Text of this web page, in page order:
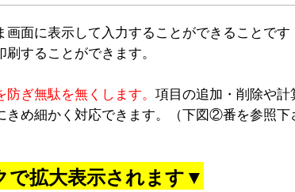
面に表示して入力することができることで
することができます。
ぎ無駄を無くします。 項目の追加・削除や計
め細かく対応できます。（下図②番を参照下
拡大表示されます▼